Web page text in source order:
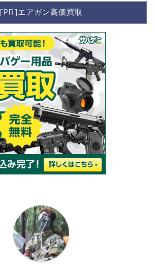
[PR]エアガン高価買取